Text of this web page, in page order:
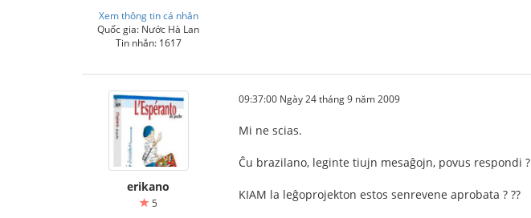
Xem thông tin cá nhân
Quốc gia: Nước Hà Lan
Tin nhắn: 1617
erikano
5
09:37:00 Ngày 24 tháng 9 năm 2009
Mi ne scias.
Ĉu brazilano, leginte tiujn mesaĝojn, povus respondi ?
KIAM la leĝoprojekton estos senrevene aprobata ? ??